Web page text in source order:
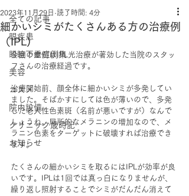
全ての記事
眼疾患
眼瞼下垂症例集
美容
コスメ
院内設備
クリニック歳時記
お知らせ
細かいシミがたくさんある方の治療例
（IPL)
2023年11月29日 読了時間: 4分
今回の症例はIPL光治療が著効した当院のスタッ
フさんの治療経過です。
治療開始前、顔全体に細かいシミが多発してい
ました。そばかすにしては色が薄いので、多発
した老人性色素斑（名前が悪いですが）なんで
しょうね。局所的なメラニンの増加なので、メ
ラニン色素をターゲットに破壊すれば治療でき
ます。
たくさんの細かいシミを取るにはIPLが効率が良
いです。IPLは1回では真っ白になりませんが、
繰り返し照射することでシミがだんだん消えて